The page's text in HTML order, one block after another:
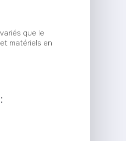
que le
matériels en